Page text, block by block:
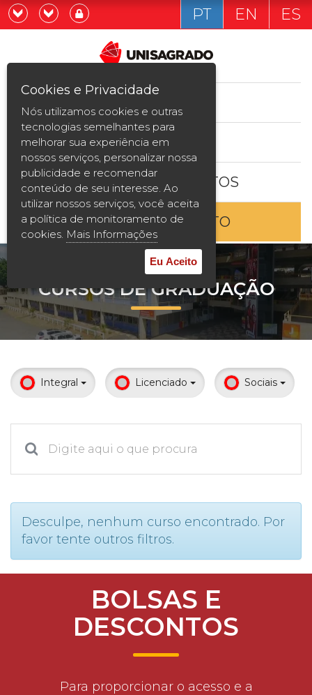
Graduação
Pós-graduação e MBA
Curta Duração
Vestibular
2ª Graduação
Transferência
Reingresso
Prouni
Desconto de pontualidade
Calendário acadêmico
Internacionalização
UATI
Já sou estudande
Quero ser estudante
PT EN ES
ESTUDE AQUI
BOLSAS E DESCONTOS
ENTRE EM CONTATO
CURSOS DE GRADUAÇÃO
Integral Licenciado Sociais
Desculpe, nenhum curso encontrado. Por
favor tente outros filtros.
BOLSAS E
DESCONTOS
Para proporcionar o acesso e a
Cookies e Privacidade
Nós utilizamos cookies e outras
tecnologias semelhantes para
melhorar sua experiência em
nossos serviços, personalizar nossa
publicidade e recomendar
conteúdo de seu interesse. Ao
utilizar nossos serviços, você aceita
a política de monitoramento de
cookies. Mais Informações
Eu Aceito